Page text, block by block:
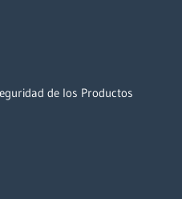
de los Productos